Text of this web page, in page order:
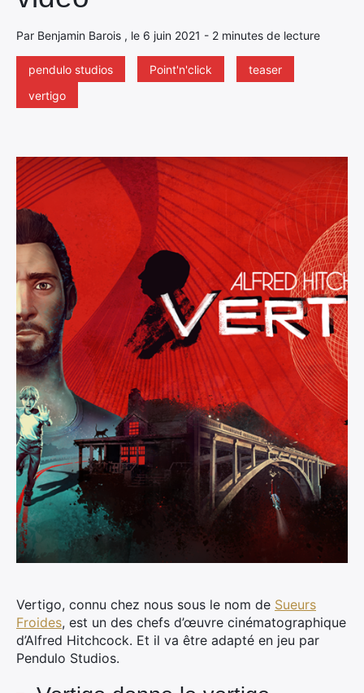
Par Benjamin Barois , le 6 juin 2021 - 2 minutes de lecture
pendulo studios Point'n'click
teaser
vertigo
Vertigo, connu chez nous sous le nom de Sueurs
Froides, est un des chefs d’œuvre cinématographique
d’Alfred Hitchcock. Et il va être adapté en jeu par
Pendulo Studios.